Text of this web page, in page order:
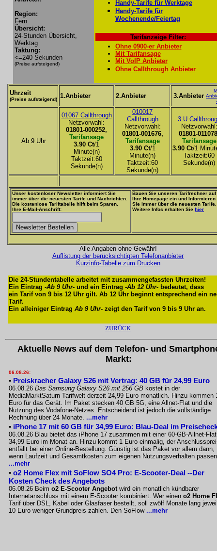
Region:
Fern
Übersicht:
24-Stunden Übersicht,
Werktag
Taktung:
<=240 Sekunden
(Preise aufsteigend)
Handy-Tarife für Werktage
Handy-Tarife für
Wochenende/Feiertag
Tarifanzeige Filter:
Ohne 0900-er Anbieter
Mit Tarifansage
Mit VoIP Anbieter
Ohne Callthrough Anbieter
Uhrzeit
(Preise aufsteigend) 1.Anbieter 2.Anbieter 3.Anbieter
Ab 9 Uhr
01067 Callthrough
Netzvorwahl:
01801-000252,
Tarifansage
3.90 Ct/1
Minute(n)
Taktzeit:60
Sekunde(n)
010017
Callthrough
Netzvorwahl:
01801-001676,
Tarifansage
3.90 Ct/1
Minute(n)
Taktzeit:60
Sekunde(n)
3 U
Netzvorwahl:
01801-
Tarifansage
3.90 Ct/1
Taktzeit:60
Sekunde(n)
Unser kostenloser Newsletter informiert Sie
immer über die neuesten Tarife und Nachrichten.
Die kostenlose Tariftabelle hilft beim Sparen.
Ihre E-Mail-Anschrift:
Bauen Sie unseren Tarifrechner auf
Ihre Homepage ein und Informieren
Sie immer über die neuesten Tarife.
Weitere Infos erhalten Sie hier
Alle Angaben ohne Gewähr!
Auflistung der berücksichtigten Telefonanbieter
Kurzinfo-Tabelle zum Drucken
Die 24-Stundentabelle arbeitet mit zusammengefassten Uhrzeiten!
Ein Eintrag -Ab 9 Uhr- und ein Eintrag -Ab 12 Uhr- bedeutet, dass
ein Tarif von 9 bis 12 Uhr gilt. Ab 12 Uhr beginnt entsprechend ein
Tarif.
Ein alleiniger Eintrag Ab 9 Uhr- zeigt den Tarif von 9 bis 9 Uhr an.
ZURÜCK
Aktuelle News auf dem Telefon- und
Markt:
06.08.26:
• Preiskracher Galaxy S26 mit Vertrag: 40 GB für 24,99 Euro
06.08.26 Das Samsung Galaxy S26 mit 256 GB kostet in der
MediaMarktSaturn Tarifwelt derzeit 24,99 Euro monatlich. Hinzu kommen
Euro für das Gerät. Im Paket stecken 40 GB 5G, eine Allnet-Flat und die
Nutzung des Vodafone-Netzes. Entscheidend ist jedoch die vollständige
Rechnung über 24 Monate. ...mehr
• iPhone 17 mit 60 GB für 34,99 Euro: Blau-Deal im
06.08.26 Blau bietet das iPhone 17 zusammen mit einer 60-GB-Allnet-
34,99 Euro im Monat an. Hinzu kommt 1 Euro einmalig, der
entfällt bei einer Online-Bestellung. Günstig ist das Paket vor allem dann,
wenn Laufzeit und Gesamtkosten zum eigenen Nutzungsverhalten
...mehr
• o2 Home Flex mit SoFlow SO4 Pro: E-Scooter-Deal --Der
Kosten Check des Angebots
06.08.26 Beim o2 E-Scooter Angebotwird ein monatlich kündbarer
Internetanschluss mit einem E-Scooter kombiniert. Wer einen o2 Home
Tarif über DSL, Kabel oder Glasfaser bestellt, soll zwölf Monate lang
10 Euro weniger Grundpreis zahlen. Den SoFlow ...mehr